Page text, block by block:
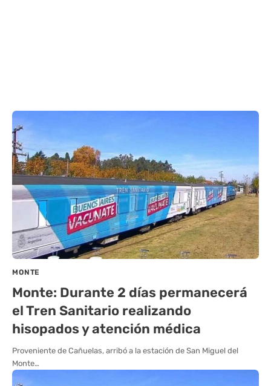
MONTE
Monte: Durante 2 días permanecerá
el Tren Sanitario realizando
hisopados y atención médica
Proveniente de Cañuelas, arribó a la estación de San Miguel del
Monte…